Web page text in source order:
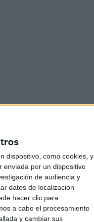
dispositivo, como cookies, y
enviada por un dispositivo
de audiencia y
datos de localización
hacer clic para
a cabo el procesamiento
y cambiar sus